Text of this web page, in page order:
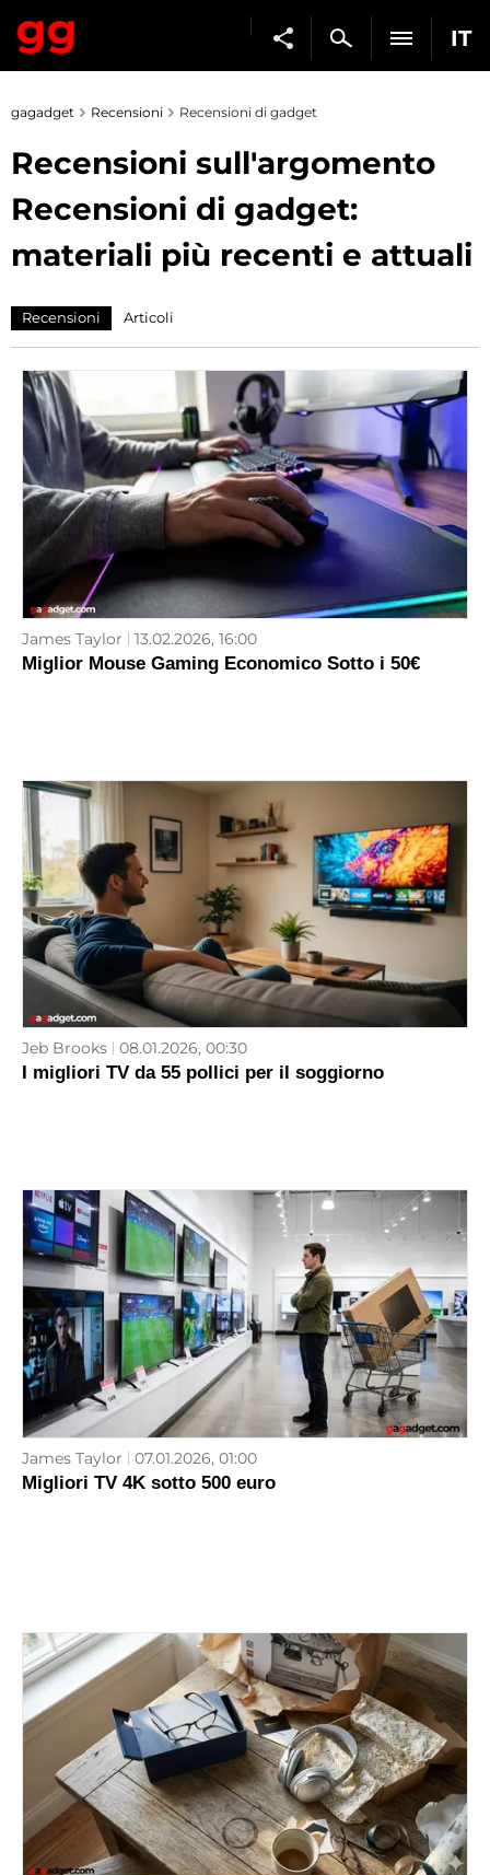
IT
gagadget Recensioni Recensioni di gadget
Recensioni sull'argomento
Recensioni di gadget:
materiali più recenti e attuali
Recensioni Articoli
James Taylor 13.02.2026, 16:00
Miglior Mouse Gaming Economico Sotto i 50€
Jeb Brooks 08.01.2026, 00:30
I migliori TV da 55 pollici per il soggiorno
James Taylor 07.01.2026, 01:00
Migliori TV 4K sotto 500 euro